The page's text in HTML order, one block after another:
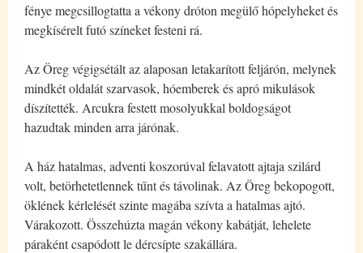
fénye megcsillogtatta a vékony dróton megülő hópelyheket és
megkísérelt futó színeket festeni rá.
Az Öreg végigsétált az alaposan letakarított feljárón, melynek
mindkét oldalát szarvasok, hóemberek és apró mikulások
díszítették. Arcukra festett mosolyukkal boldogságot
hazudtak minden arra járónak.
A ház hatalmas, adventi koszorúval felavatott ajtaja szilárd
volt, betörhetetlennek tűnt és távolinak. Az Öreg bekopogott,
öklének kérlelését szinte magába szívta a hatalmas ajtó.
Várakozott. Összehúzta magán vékony kabátját, lehelete
páraként csapódott le dércsípte szakállára.